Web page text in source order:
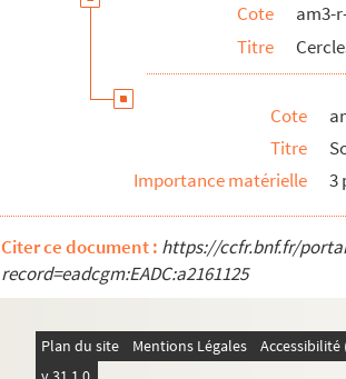
Cote
am3-
Titre
Cote
Titre
Importance matérielle
3
Citer ce document : https://ccfr.bnf.fr/
record=eadcgm:EADC:a2161125
Plan du site Mentions Légales